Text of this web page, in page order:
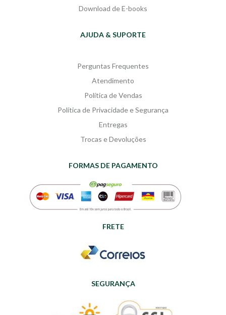
Download de E-books
AJUDA & SUPORTE
Perguntas Frequentes
Atendimento
Política de Vendas
Política de Privacidade e Segurança
Entregas
Trocas e Devoluções
FORMAS DE PAGAMENTO
FRETE
SEGURANÇA